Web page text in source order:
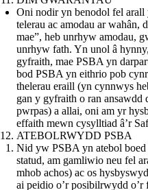
Oni nodir yn benodol fel
telerau ac amodau ar wahân,
mae”, heb unrhyw amodau,
unrhyw fath. Yn unol â
gyfraith, mae PSBA yn
bod PSBA yn eithrio pob
thelerau eraill (yn cynnwys
gan y gyfraith o ran ansawdd
pwrpas) a allai, oni am yr
effaith mewn cysylltiad â’r
ATEBOLRWYDD PSBA
Nid yw PSBA yn atebol
statud, am gamliwio neu fel
mhob achos) ac os
ai peidio o’r posibilrwydd